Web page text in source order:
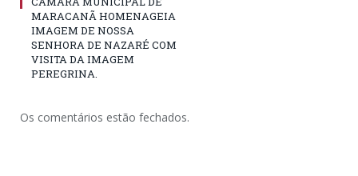
MARACANÃ HOMENAGEIA
IMAGEM DE NOSSA
SENHORA DE NAZARÉ COM
VISITA DA IMAGEM
PEREGRINA.
Os comentários estão fechados.